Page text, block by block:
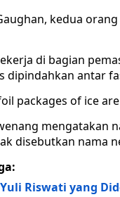
kedua
di bagian
dipindahkan antar
mengatakan
disebutkan nama
Riswati yang